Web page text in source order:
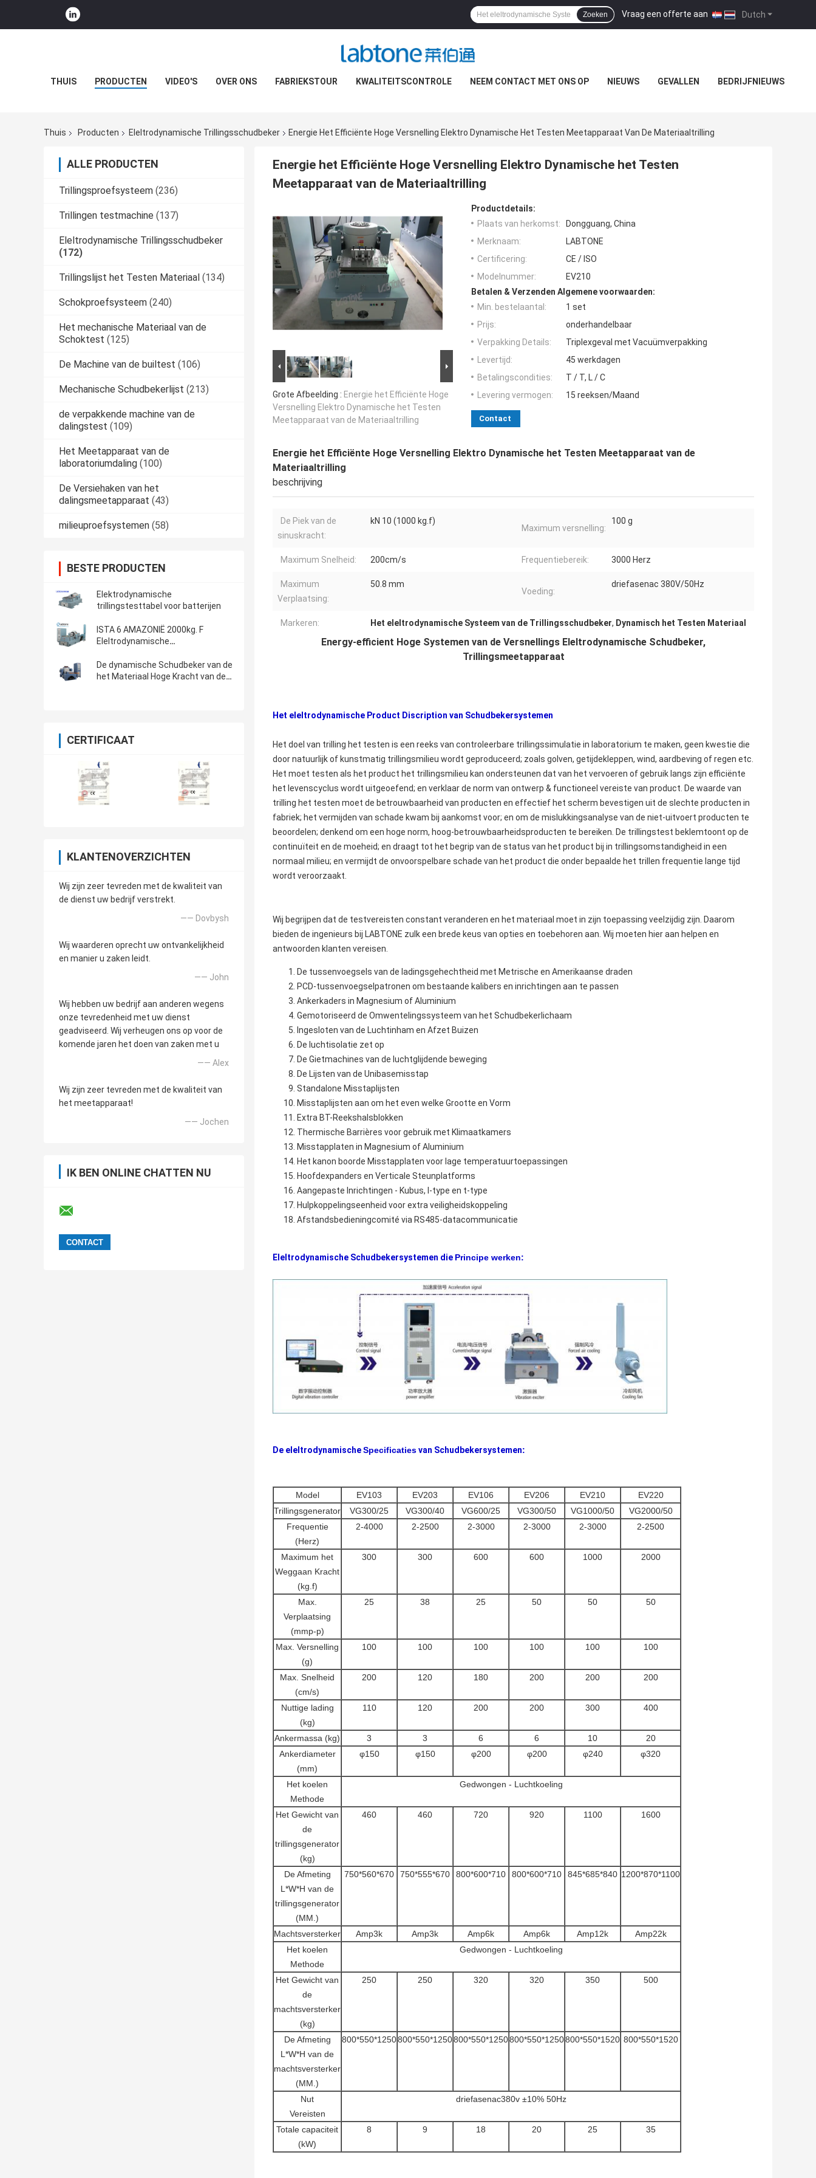
Dutch
Vraag een offerte aan |
Zoeken
THUIS PRODUCTEN VIDEO'S OVER ONS FABRIEKSTOUR KWALITEITSCONTROLE NEEM CONTACT MET ONS OP NIEUWS GEVALLEN BEDRIJFNIEUWS
Thuis Producten Eleltrodynamische Trillingsschudbeker Energie Het Efficiënte Hoge Versnelling Elektro Dynamische Het Testen Meetapparaat Van De Materiaaltrilling
ALLE PRODUCTEN
Trillingsproefsysteem (236)
Trillingen testmachine (137)
Eleltrodynamische Trillingsschudbeker
(172)
Trillingslijst het Testen Materiaal (134)
Schokproefsysteem (240)
Het mechanische Materiaal van de
Schoktest (125)
De Machine van de builtest (106)
Mechanische Schudbekerlijst (213)
de verpakkende machine van de
dalingstest (109)
Het Meetapparaat van de
laboratoriumdaling (100)
De Versiehaken van het
dalingsmeetapparaat (43)
milieuproefsystemen (58)
BESTE PRODUCTEN
Elektrodynamische
trillingstesttabel voor batterijen
ISTA 6 AMAZONIË 2000kg. F
Eleltrodynamische
De dynamische Schudbeker van de
het Materiaal Hoge Kracht van de
CERTIFICAAT
KLANTENOVERZICHTEN
Wij zijn zeer tevreden met de kwaliteit van
de dienst uw bedrijf verstrekt.
—— Dovbysh
Wij waarderen oprecht uw ontvankelijkheid
en manier u zaken leidt.
—— John
Wij hebben uw bedrijf aan anderen wegens
onze tevredenheid met uw dienst
geadviseerd. Wij verheugen ons op voor de
komende jaren het doen van zaken met u
—— Alex
Wij zijn zeer tevreden met de kwaliteit van
het meetapparaat!
—— Jochen
IK BEN ONLINE CHATTEN NU
Energie het Efficiënte Hoge Versnelling Elektro Dynamische het Testen
Meetapparaat van de Materiaaltrilling
Grote Afbeelding : Energie het Efficiënte Hoge
Versnelling Elektro Dynamische het Testen
Meetapparaat van de Materiaaltrilling
Productdetails:
Plaats van herkomst:
Dongguang, China
Merknaam:
LABTONE
Certificering:
CE / ISO
Modelnummer:
EV210
Betalen & Verzenden Algemene voorwaarden:
Min. bestelaantal:
1 set
Prijs:
onderhandelbaar
Verpakking Details:
Triplexgeval met Vacuümverpakking
Levertijd:
45 werkdagen
Betalingscondities:
T / T, L / C
Levering vermogen:
15 reeksen/Maand
Contact
Energie het Efficiënte Hoge Versnelling Elektro Dynamische het Testen Meetapparaat van de
Materiaaltrilling
beschrijving
De Piek van de
sinuskracht:
kN 10 (1000 kg.f)
Maximum versnelling:
100 g
Maximum Snelheid: 200cm/s Frequentiebereik: 3000 Herz
Maximum
Verplaatsing:
50.8 mm
Voeding:
driefasenac 380V/50Hz
Markeren: Het eleltrodynamische Systeem van de Trillingsschudbeker, Dynamisch het Testen Materiaal
Energy-efficient Hoge Systemen van de Versnellings Eleltrodynamische Schudbeker,
Trillingsmeetapparaat
Het eleltrodynamische Product Discription van Schudbekersystemen
Het doel van trilling het testen is een reeks van controleerbare trillingssimulatie in laboratorium te maken, geen kwestie die
door natuurlijk of kunstmatig trillingsmilieu wordt geproduceerd; zoals golven, getijdekleppen, wind, aardbeving of regen etc.
Het moet testen als het product het trillingsmilieu kan ondersteunen dat van het vervoeren of gebruik langs zijn efficiënte
het levenscyclus wordt uitgeoefend; en verklaar de norm van ontwerp & functioneel vereiste van product. De waarde van
trilling het testen moet de betrouwbaarheid van producten en effectief het scherm bevestigen uit de slechte producten in
fabriek; het vermijden van schade kwam bij aankomst voor; en om de mislukkingsanalyse van de niet-uitvoert producten te
beoordelen; denkend om een hoge norm, hoog-betrouwbaarheidsproducten te bereiken. De trillingstest beklemtoont op de
continuïteit en de moeheid; en draagt tot het begrip van de status van het product bij in trillingsomstandigheid in een
normaal milieu; en vermijdt de onvoorspelbare schade van het product die onder bepaalde het trillen frequentie lange tijd
wordt veroorzaakt.
Wij begrijpen dat de testvereisten constant veranderen en het materiaal moet in zijn toepassing veelzijdig zijn. Daarom
bieden de ingenieurs bij LABTONE zulk een brede keus van opties en toebehoren aan. Wij moeten hier aan helpen en
antwoorden klanten vereisen.
De tussenvoegsels van de ladingsgehechtheid met Metrische en Amerikaanse draden
PCD-tussenvoegselpatronen om bestaande kalibers en inrichtingen aan te passen
Ankerkaders in Magnesium of Aluminium
Gemotoriseerd de Omwentelingssysteem van het Schudbekerlichaam
Ingesloten van de Luchtinham en Afzet Buizen
De luchtisolatie zet op
De Gietmachines van de luchtglijdende beweging
De Lijsten van de Unibasemisstap
Standalone Misstaplijsten
Misstaplijsten aan om het even welke Grootte en Vorm
Extra BT-Reekshalsblokken
Thermische Barrières voor gebruik met Klimaatkamers
Misstapplaten in Magnesium of Aluminium
Het kanon boorde Misstapplaten voor lage temperatuurtoepassingen
Hoofdexpanders en Verticale Steunplatforms
Aangepaste Inrichtingen - Kubus, l-type en t-type
Hulpkoppelingseenheid voor extra veiligheidskoppeling
Afstandsbedieningcomité via RS485-datacommunicatie
Eleltrodynamische Schudbekersystemen die Principe werken:
De eleltrodynamischeSpecificatiesvan Schudbekersystemen:
Model EV103 EV203 EV106 EV206 EV210
EV220
Trillingsgenerator
VG300/25 VG300/40 VG600/25 VG300/50 VG1000/50
VG2000/50
Frequentie
(Herz)
2-4000 2-2500 2-3000 2-3000 2-3000 2-2500
Maximum het
Weggaan Kracht
(kg.f)
300 300 600 600 1000 2000
Max.
Verplaatsing
(mmp-p)
25 38 25 50 50 50
Max. Versnelling
(g)
100 100 100 100 100 100
Max. Snelheid
(cm/s)
200 120 180 200 200 200
Nuttige lading
(kg)
110 120 200 200 300 400
Ankermassa (kg) 3 3 6 6 10
20
Ankerdiameter
(mm)
φ150 φ150 φ200 φ200 φ240 φ320
Het koelen
Methode
Gedwongen - Luchtkoeling
Het Gewicht van
de
trillingsgenerator
(kg)
460 460 720 920 1100 1600
De Afmeting
L*W*H van de
trillingsgenerator
(MM.)
750*560*670 750*555*670 800*600*710 800*600*710 845*685*840 1200*870*1100
Machtsversterker Amp3k Amp3k Amp6k Amp6k Amp12k
Amp22k
Het koelen
Methode
Gedwongen - Luchtkoeling
Het Gewicht van
de
machtsversterker
(kg)
250 250 320 320 350 500
De Afmeting
L*W*H van de
machtsversterker
(MM.)
800*550*1250800*550*1250800*550*1250800*550*1250800*550*1520 800*550*1520
Nut
Vereisten
driefasenac380v ±10% 50Hz
Totale capaciteit
(kW)
8 9 18 20 25 35